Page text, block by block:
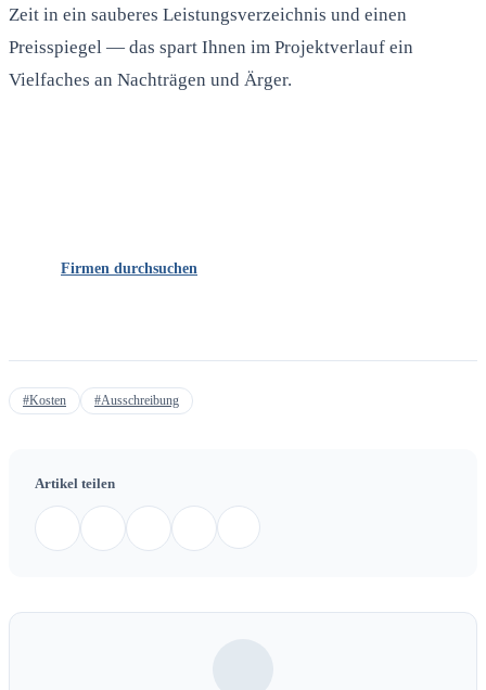
Zeit in ein sauberes Leistungsverzeichnis und einen
Preisspiegel — das spart Ihnen im Projektverlauf ein
Vielfaches an Nachträgen und Ärger.
Firmen durchsuchen
#Kosten #Ausschreibung
Artikel teilen